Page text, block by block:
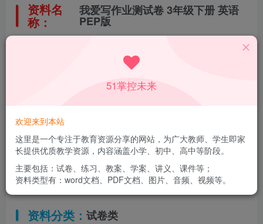
资料名
称：
我爱写作业测试卷 3年级下册 英语
PEP版
适用年级：三年级下册
文件类型：高清PDF
资料分类： 试卷类
51掌控未来
欢迎来到本站
这里是一个专注于教育资源分享的网站，为广大教师、学生即家
长提供优质教学资源，内容涵盖小学、初中、高中等阶段。
主要包括：试卷、练习、教案、学案、讲义、课件等；
资料类型有：word文档、PDF文档、图片、音频、视频等。